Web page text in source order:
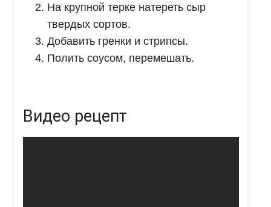
На крупной терке натереть сыр
твердых сортов.
Добавить гренки и стрипсы.
Полить соусом, перемешать.
Видео рецепт